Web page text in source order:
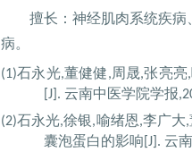
擅长： 神经肌肉系统疾病
病。
(1)石永光,董健健,周晟,张亮亮,
[J]. 云南中医学院学报
(2)石永光,徐银,喻绪恩,李广大,
囊泡蛋白的影响 [J]. 云